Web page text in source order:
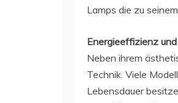
Lamps die zu
Energieeffizienz
Neben ihrem
Technik. Viele
Lebensdauer